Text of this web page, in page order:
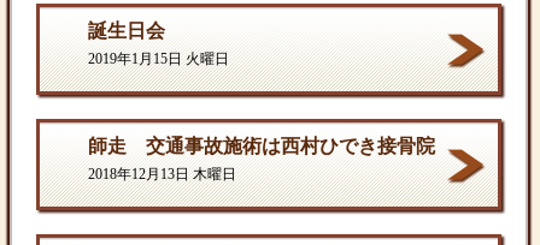
誕生日会
2019年1月15日 火曜日
師走 交通事故施術は西村ひでき接骨院
2018年12月13日 木曜日